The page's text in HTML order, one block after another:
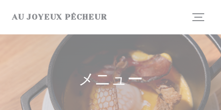
AU JOYEUX PÊCHEUR
メニュー